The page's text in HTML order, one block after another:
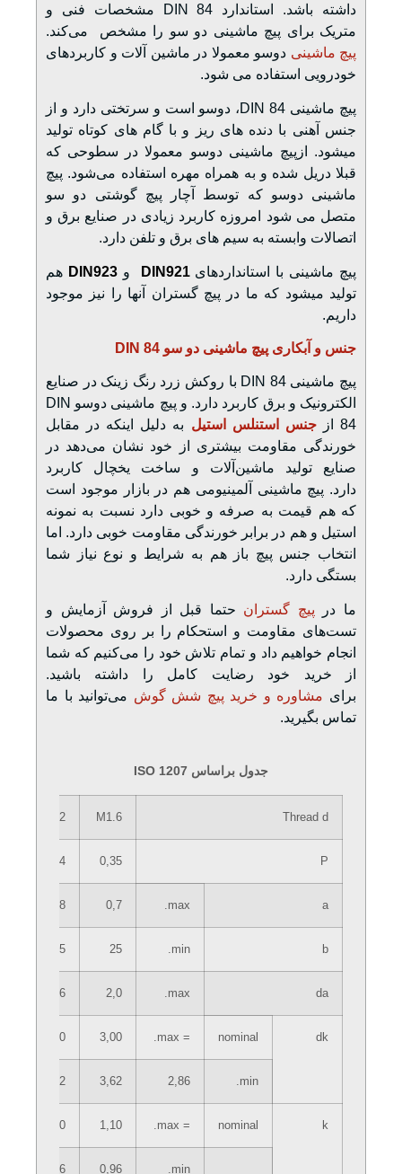
داشته باشد. استاندارد DIN 84 مشخصات فنی و
متریک برای پیچ ماشینی دو سو را مشخص می‌کند.
پیچ ماشینی دوسو معمولا در ماشین آلات و کاربردهای
خودرویی استفاده می شود.
پیچ ماشینی DIN 84، دوسو است و سرتختی دارد و از
جنس آهنی با دنده های ریز و با گام های کوتاه تولید
میشود. ازپیچ ماشینی دوسو معمولا در سطوحی که
قبلا دریل شده و به همراه مهره استفاده می‌شود. پیچ
ماشینی دوسو که توسط آچار پیچ گوشتی دو سو
متصل می شود امروزه کاربرد زیادی در صنایع برق و
اتصالات وابسته به سیم های برق و تلفن دارد.
پیچ ماشینی با استانداردهایDIN921 وDIN923 هم
تولید میشود که ما در پیچ گستران آنها را نیز موجود
داریم.
جنس و آبکاری پیچ ماشینی دو سو DIN 84
پیچ ماشینی DIN 84 با روکش زرد رنگ زینک در صنایع
الکترونیک و برق کاربرد دارد. و پیچ ماشینی دوسو DIN
84 از
جنس استنلس استیل به دلیل اینکه در مقابل
خورندگی مقاومت بیشتری از خود نشان می‌دهد در
صنایع تولید ماشین‌آلات و ساخت یخچال کاربرد
دارد. پیچ ماشینی آلمینیومی هم در بازار موجود است
که هم قیمت به صرفه و خوبی دارد نسبت به نمونه
استیل و هم در برابر خورندگی مقاومت خوبی دارد. اما
انتخاب جنس پیچ باز هم به شرایط و نوع نیاز شما
بستگی دارد.
ما در پیچ گستران حتما قبل از فروش آزمایش و
تست‌های مقاومت و استحکام را بر روی محصولات
انجام خواهیم داد و تمام تلاش خود را می‌کنیم که شما
از خرید خود رضایت کامل را داشته باشید.
برای مشاوره و خرید پیچ شش گوش می‌توانید با ما
تماس بگیرید.
جدول براساس ISO 1207
Thread d
M1.6
M2
P
0,35
0,4
a
max.
0,7
0,8
b
min.
25
25
da
max.
2,0
2,6
dk
nominal
= max.
3,00
3,80
min.
2,86
3,62
4,32
k
nominal
= max.
1,10
1,40
min.
0,96
1,26